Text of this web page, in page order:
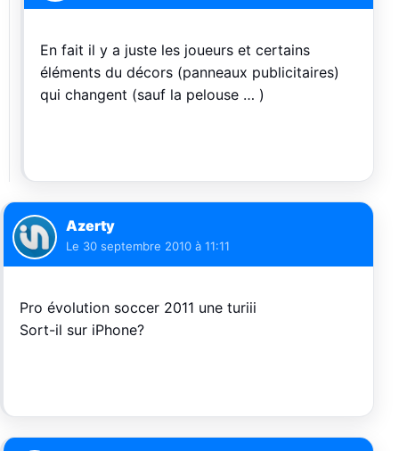
En fait il y a juste les joueurs et certains
éléments du décors (panneaux publicitaires)
qui changent (sauf la pelouse … )
Azerty
Le 30 septembre 2010 à 11:11
Pro évolution soccer 2011 une turiii
Sort-il sur iPhone?